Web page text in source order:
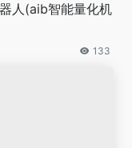
人(aib智能量化机
133